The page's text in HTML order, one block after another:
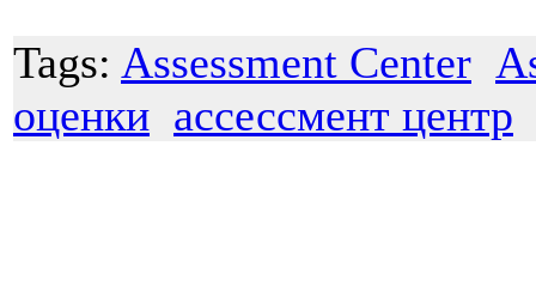
Tags: Assessment Center
оценки ассессмент центр